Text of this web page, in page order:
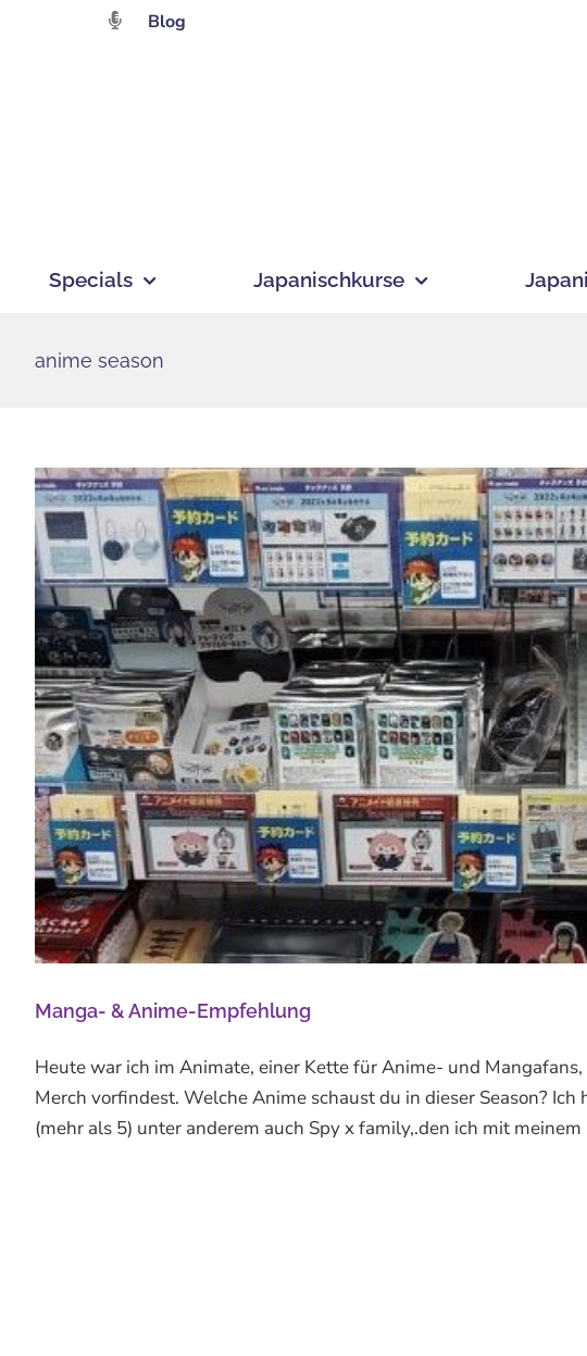
Blog
Specials Japanischkurse
anime season
Manga- & Anime-Empfehlung
Heute war ich im Animate, einer Kette für Anime- und
Merch vorfindest. Welche Anime schaust du in dieser Season?
(mehr als 5) unter anderem auch Spy x family,.den ich mit meinem